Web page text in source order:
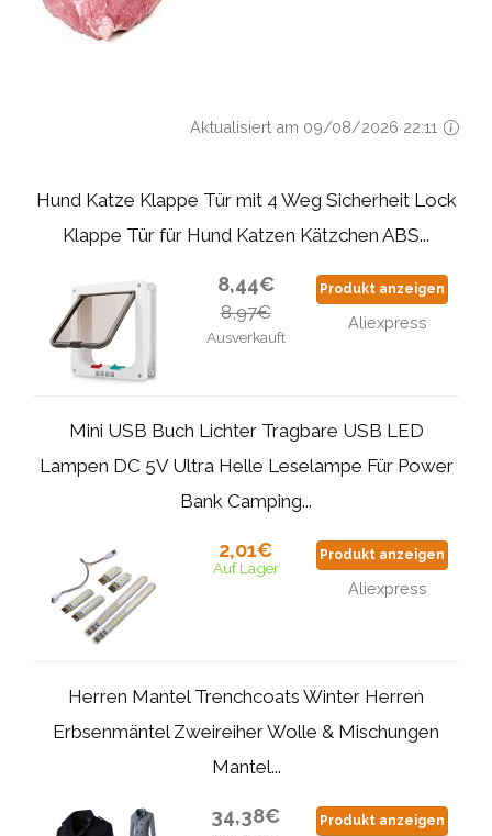
Aktualisiert am 09/08/2026 22:11
Hund Katze Klappe Tür mit 4 Weg Sicherheit Lock
Klappe Tür für Hund Katzen Kätzchen ABS...
8,44€
8,97€
Ausverkauft
Produkt anzeigen
Aliexpress
Mini USB Buch Lichter Tragbare USB LED
Lampen DC 5V Ultra Helle Leselampe Für Power
Bank Camping...
2,01€
Auf Lager
Produkt anzeigen
Aliexpress
Herren Mantel Trenchcoats Winter Herren
Erbsenmäntel Zweireiher Wolle & Mischungen
Mantel...
34,38€ Produkt anzeigen